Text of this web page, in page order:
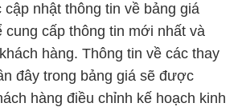
cập nhật thông tin về bảng giá
cung cấp thông tin mới nhất và
hàng. Thông tin về các thay
đây trong bảng giá sẽ được
hàng điều chỉnh kế hoạch kinh